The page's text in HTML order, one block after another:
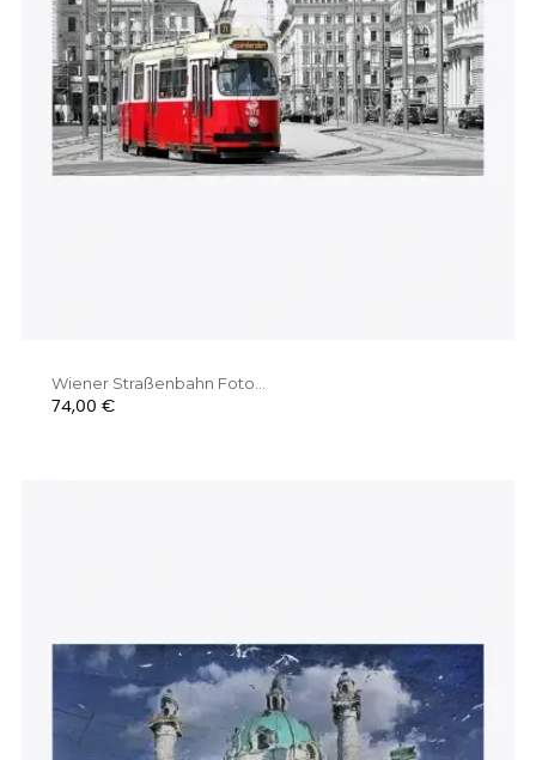
Wiener Straßenbahn Foto...
Preis
74,00 €